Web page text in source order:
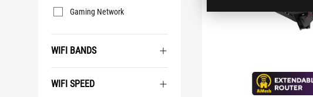
Gaming Network
WIFI BANDS
WIFI SPEED